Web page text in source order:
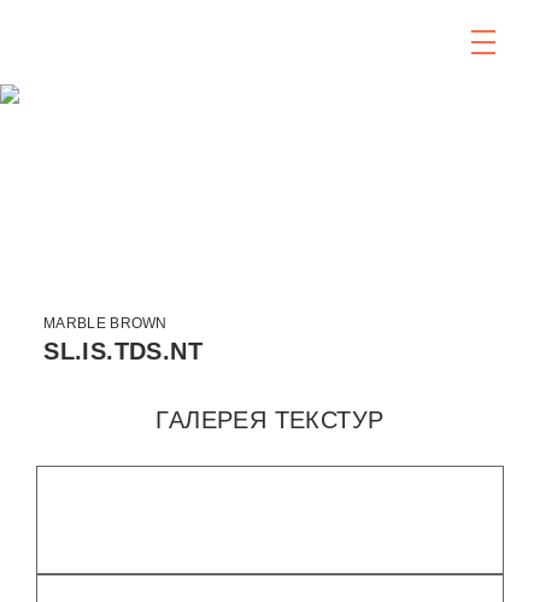
MARBLE BROWN
SL.IS.TDS.NT
ГАЛЕРЕЯ ТЕКСТУР